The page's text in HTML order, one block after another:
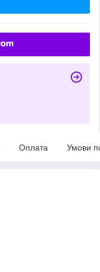
Оплата Умови